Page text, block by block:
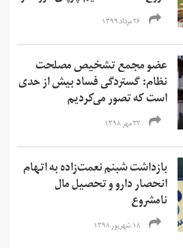
۲۶ مرداد ۱۳۹۹
عضو مجمع تشخیص مصلحت
نظام: گستردگی فساد بیش از حدی
است که تصور می‌کردیم
۲۳ مهر ۱۳۹۸
بازداشت شبنم نعمت‌زاده به اتهام
انحصار دارو و تحصیل مال
نامشروع
۱۸ شهریور ۱۳۹۸